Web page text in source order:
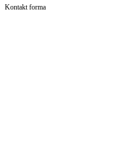
Kontakt forma